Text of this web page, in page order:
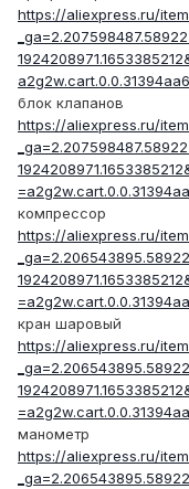
https://aliexpress.ru/
блок клапанов
https://aliexpress.ru/
компрессор
https://aliexpress.ru/
кран шаровый
https://aliexpress.ru/
манометр
https://aliexpress.ru/